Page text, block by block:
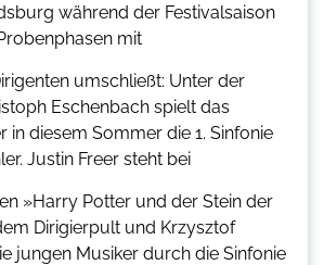
während der Festivalsaison
mit
umschließt: Unter der
Eschenbach spielt das
in diesem Sommer die 1. Sinfonie
Justin Freer steht bei
»Harry Potter und der Stein der
Dirigierpult und Krzysztof
jungen Musiker durch die Sinfonie